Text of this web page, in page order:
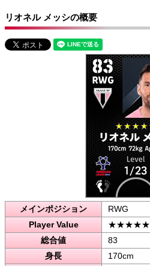
リオネル メッシの概要
メインポジション
RWG
Player Value
★★★★★
総合値
83
身長
170cm